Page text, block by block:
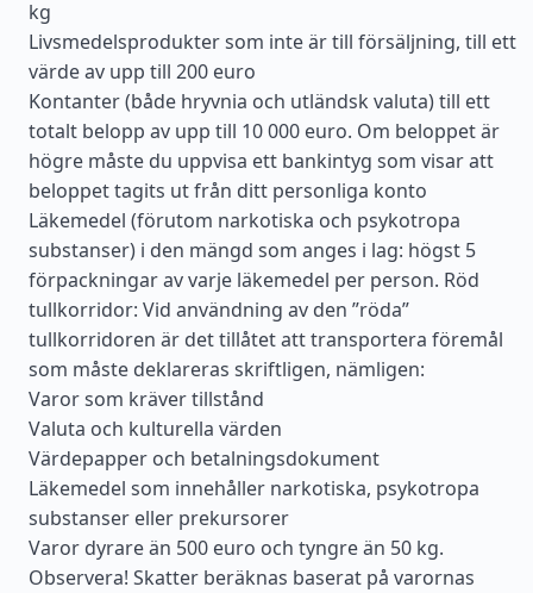
kg
Livsmedelsprodukter som inte är till försäljning, till ett
värde av upp till 200 euro
Kontanter (både hryvnia och utländsk valuta) till ett
totalt belopp av upp till 10 000 euro. Om beloppet är
högre måste du uppvisa ett bankintyg som visar att
beloppet tagits ut från ditt personliga konto
Läkemedel (förutom narkotiska och psykotropa
substanser) i den mängd som anges i lag: högst 5
förpackningar av varje läkemedel per person. Röd
tullkorridor: Vid användning av den ”röda”
tullkorridoren är det tillåtet att transportera föremål
som måste deklareras skriftligen, nämligen:
Varor som kräver tillstånd
Valuta och kulturella värden
Värdepapper och betalningsdokument
Läkemedel som innehåller narkotiska, psykotropa
substanser eller prekursorer
Varor dyrare än 500 euro och tyngre än 50 kg.
Observera! Skatter beräknas baserat på varornas